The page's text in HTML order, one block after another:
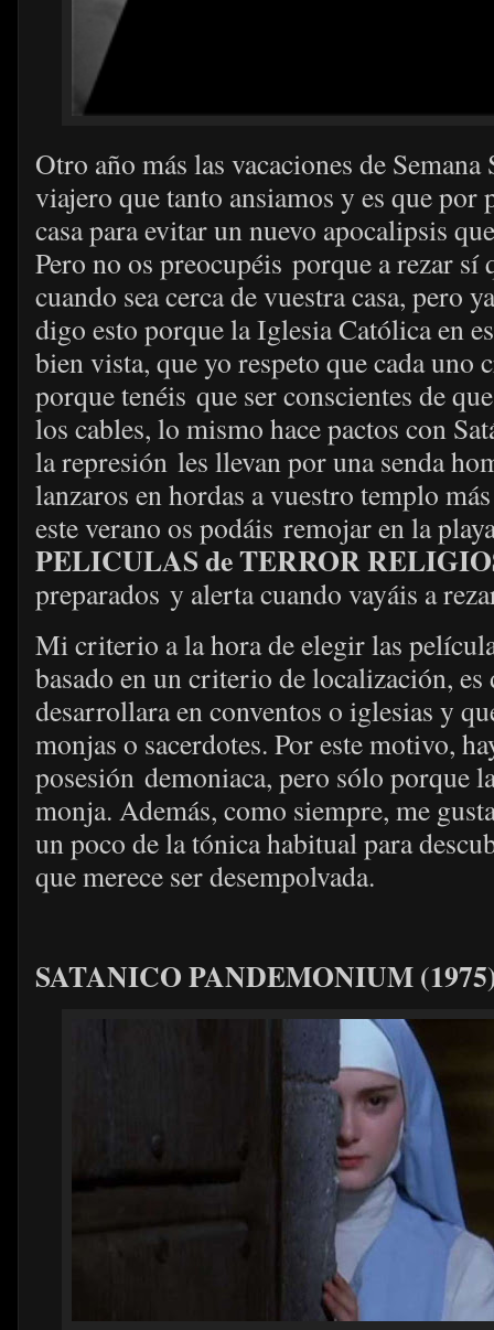
Otro año más las vacaciones de
viajero que tanto ansiamos y es que por
casa para evitar un nuevo apocalipsis
Pero no os preocupéis porque a rezar
cuando sea cerca de vuestra casa, pero
digo esto porque la Iglesia Católica en
bien vista, que yo respeto que cada uno
porque tenéis que ser conscientes de
los cables, lo mismo hace pactos con
la represión les llevan por una senda
lanzaros en hordas a vuestro templo
este verano os podáis remojar en la
PELICULAS de TERROR
preparados y alerta cuando vayáis a
Mi criterio a la hora de elegir las
basado en un criterio de localización,
desarrollara en conventos o iglesias y
monjas o sacerdotes. Por este motivo,
posesión demoniaca, pero sólo porque
monja. Además, como siempre, me
un poco de la tónica habitual para
que merece ser desempolvada.
SATANICO PANDEMONIUM